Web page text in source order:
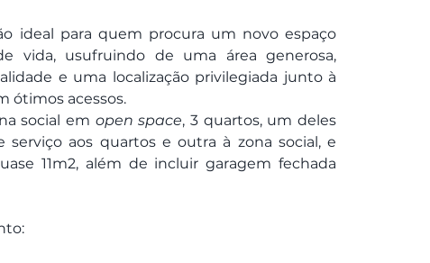
ideal para quem procura um novo espaço
vida, usufruindo de uma área generosa,
e uma localização privilegiada junto à
ótimos acessos.
social em open space, 3 quartos, um deles
serviço aos quartos e outra à zona social, e
11m2, além de incluir garagem fechada